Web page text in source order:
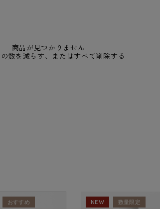
商品が見つかりません
数を減らす、またはすべて削除する
おすすめ
NEW 数量限定